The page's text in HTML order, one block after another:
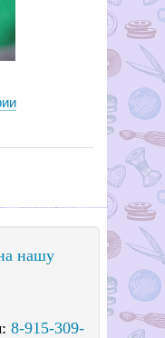
нашу
8-915-309-